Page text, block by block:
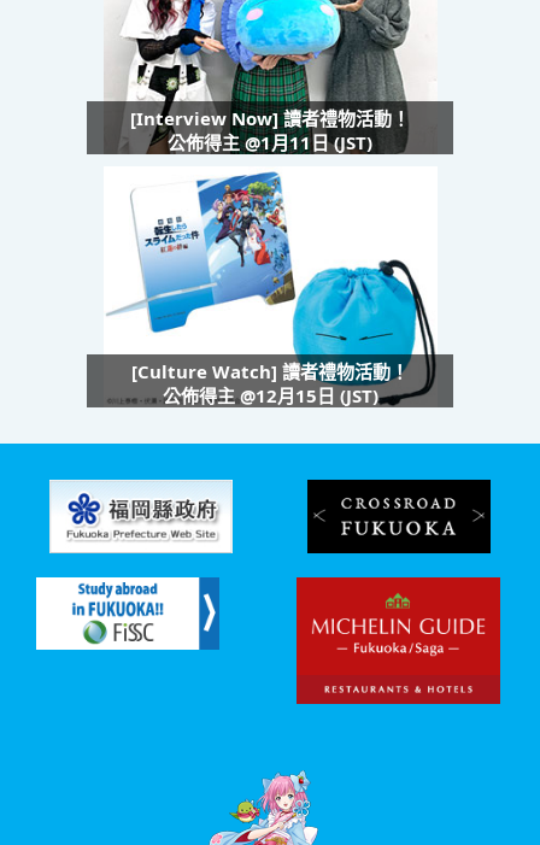
[Interview Now] 讀者禮物活動！
公佈得主 @1月11日 (JST)
[Culture Watch] 讀者禮物活動！
公佈得主 @12月15日 (JST)